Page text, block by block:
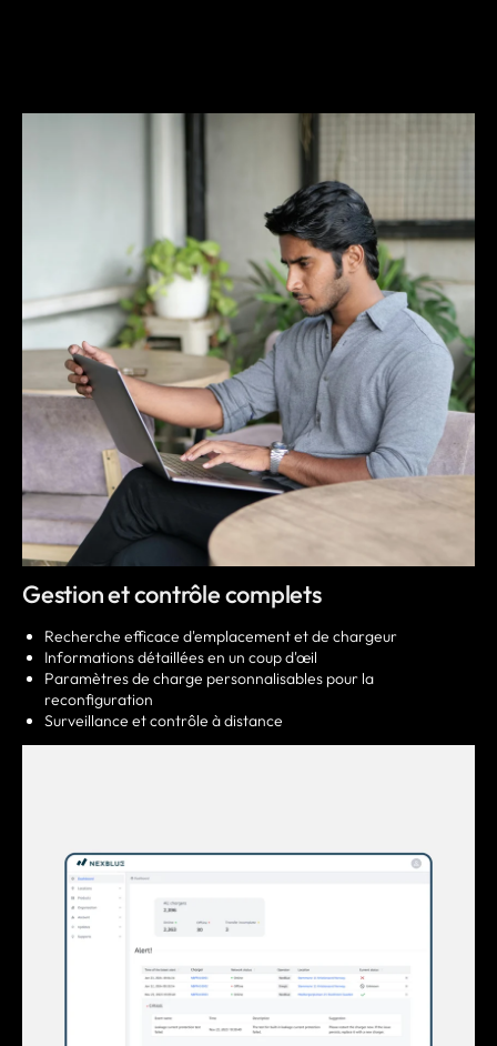
Gestion et contrôle complets
Recherche efficace d'emplacement et de chargeur
Informations détaillées en un coup d'œil
Paramètres de charge personnalisables pour la
reconfiguration
Surveillance et contrôle à distance